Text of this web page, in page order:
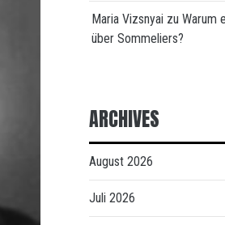
Maria Vizsnyai zu Warum
über Sommeliers?
ARCHIVES
August 2026
Juli 2026